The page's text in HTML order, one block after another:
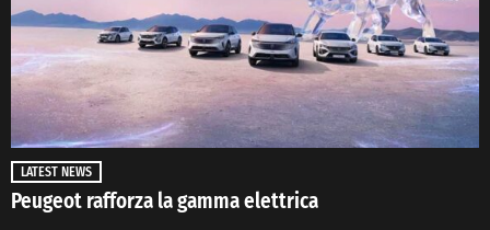
LATEST NEWS
Peugeot rafforza la gamma elettrica